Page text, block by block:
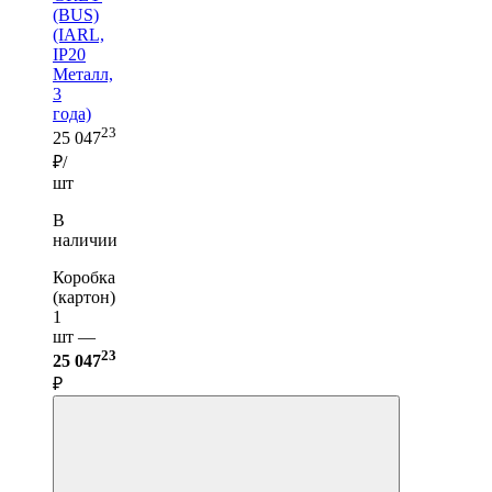
(BUS)
(IARL,
IP20
Металл,
3
года)
25 04723
₽/
шт
В
наличии
Коробка
(картон)
1
шт —
25 04723
₽